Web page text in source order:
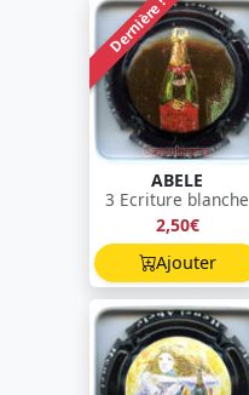
Dernière !
ABELE
3 Ecriture blanche
2,50€
Ajouter